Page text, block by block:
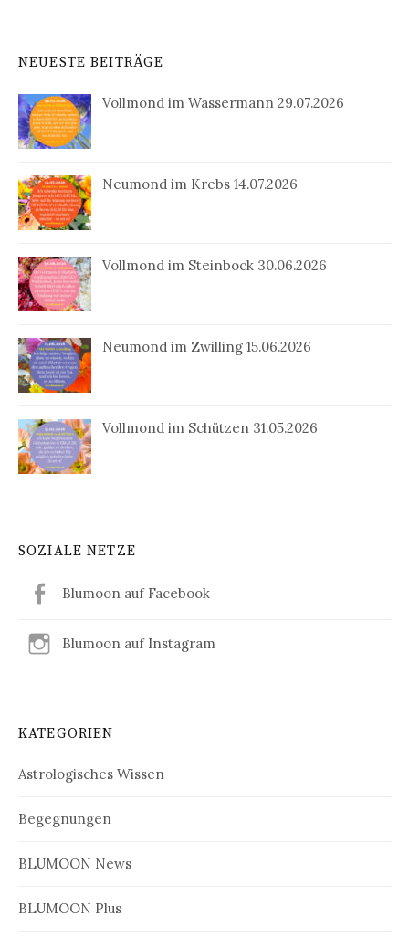
NEUESTE BEITRÄGE
Vollmond im Wassermann 29.07.2026
Neumond im Krebs 14.07.2026
Vollmond im Steinbock 30.06.2026
Neumond im Zwilling 15.06.2026
Vollmond im Schützen 31.05.2026
SOZIALE NETZE
Blumoon auf Facebook
Blumoon auf Instagram
KATEGORIEN
Astrologisches Wissen
Begegnungen
BLUMOON News
BLUMOON Plus